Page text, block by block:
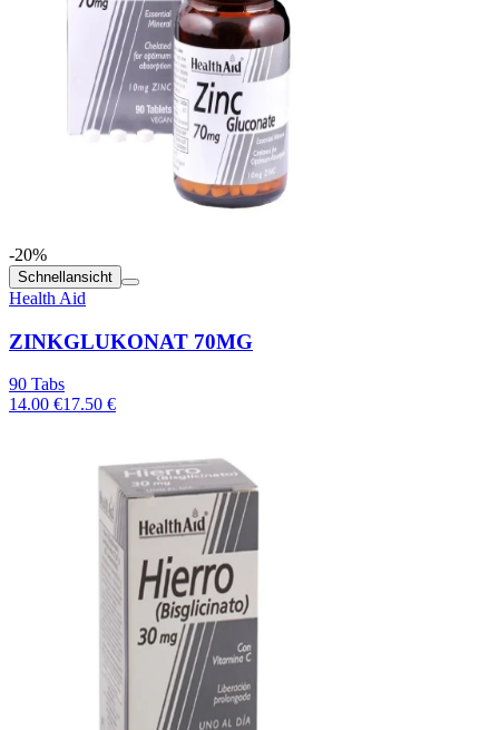
-20%
Schnellansicht
Health Aid
ZINKGLUKONAT 70MG
90 Tabs
14.00 €17.50 €